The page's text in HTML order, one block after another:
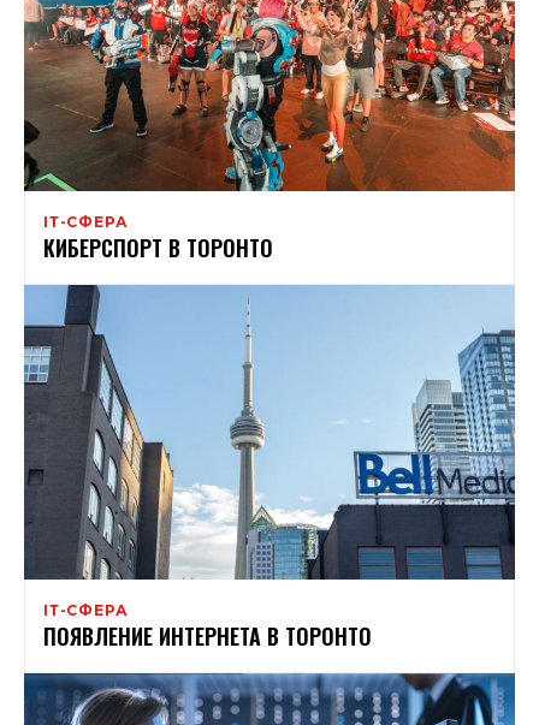
ІТ-СФЕРА
КИБЕРСПОРТ В ТОРОНТО
ІТ-СФЕРА
ПОЯВЛЕНИЕ ИНТЕРНЕТА В ТОРОНТО